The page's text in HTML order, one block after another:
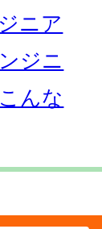
ニア
ジニ
んな